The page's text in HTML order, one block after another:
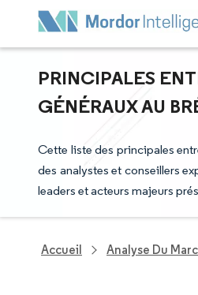
PRINCIPALES
GÉNÉRAUX AU
Cette liste des principales
des analystes et conseillers
leaders et acteurs majeurs
Accueil Analyse Du